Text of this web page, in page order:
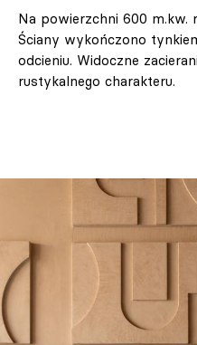
Na powierzchni 600 m.kw.
Ściany wykończono
odcieniu. Widoczne
rustykalnego charakteru.